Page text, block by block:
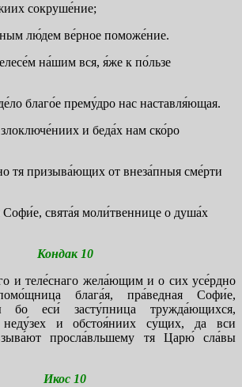
сокруше́ние;
лю́дем ве́рное поможе́ние.
на́шим вся, я́же к по́льзе
благо́е прему́дро нас наставля́ющая.
и беда́х нам ско́ро
тя призыва́ющих от внеза́пныя сме́рти
Софи́е, свята́я моли́твеннице о душа́х
Кондак 10
и теле́снаго жела́ющим и о сих усе́рдно
блага́я, пра́ведная Софи́е,
бо еси́ засту́пница тружда́ющихся,
и обстоя́ниих су́щих, да вси
просла́вльшему тя Царю́ сла́вы
Икос 10